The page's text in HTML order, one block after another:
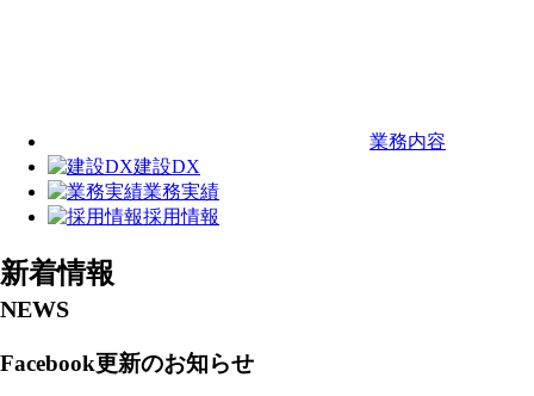
業務内容
建設DX
業務実績
採用情報
新着情報
NEWS
Facebook更新のお知らせ